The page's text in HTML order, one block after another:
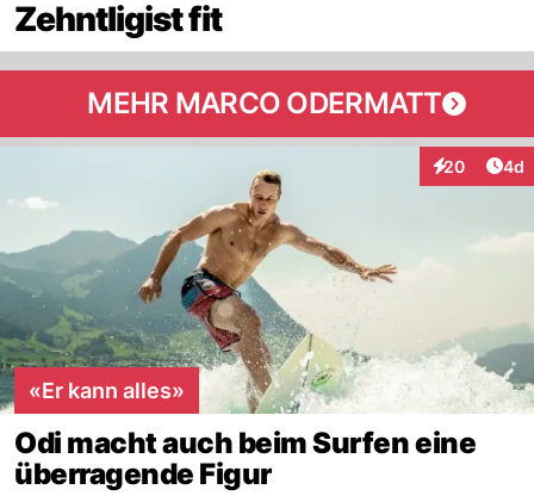
Zehntligist fit
MEHR MARCO ODERMATT
20
Interaktionen
4d
«Er kann alles»
Odi macht auch beim Surfen eine
überragende Figur